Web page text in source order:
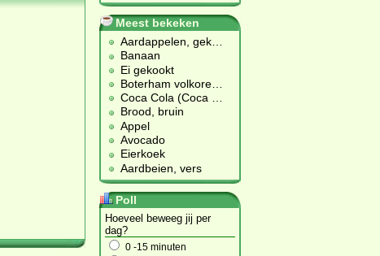
Meest bekeken
Aardappelen, gek
Banaan
Ei gekookt
Boterham volkore
Coca Cola (Coca
Brood, bruin
Appel
Avocado
Eierkoek
Aardbeien, vers
Poll
Hoeveel beweeg jij per
dag?
0 -15 minuten